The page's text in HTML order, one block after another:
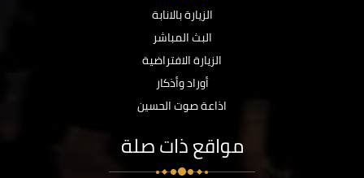
الزيارة بالانابة
البث المباشر
الزيارة الافتراضية
أوراد وأذكار
اذاعة صوت الحسين
مواقع ذات صلة